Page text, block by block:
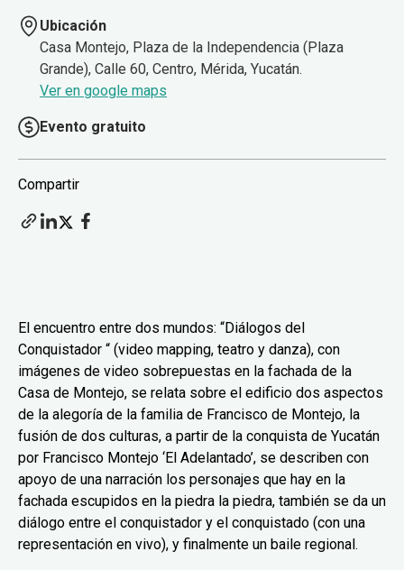
Ubicación
Casa Montejo, Plaza de la Independencia (Plaza
Grande), Calle 60, Centro, Mérida, Yucatán.
Ver en google maps
Evento gratuito
Compartir
El encuentro entre dos mundos: “Diálogos del
Conquistador “ (video mapping, teatro y danza), con
imágenes de video sobrepuestas en la fachada de la
Casa de Montejo, se relata sobre el edificio dos aspectos
de la alegoría de la familia de Francisco de Montejo, la
fusión de dos culturas, a partir de la conquista de Yucatán
por Francisco Montejo ‘El Adelantado’, se describen con
apoyo de una narración los personajes que hay en la
fachada escupidos en la piedra la piedra, también se da un
diálogo entre el conquistador y el conquistado (con una
representación en vivo), y finalmente un baile regional.